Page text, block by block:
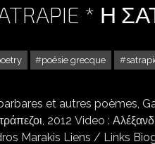
* Η
poésie grecque
et autres poèmes,
2012 Video :
Marakis Liens / Links